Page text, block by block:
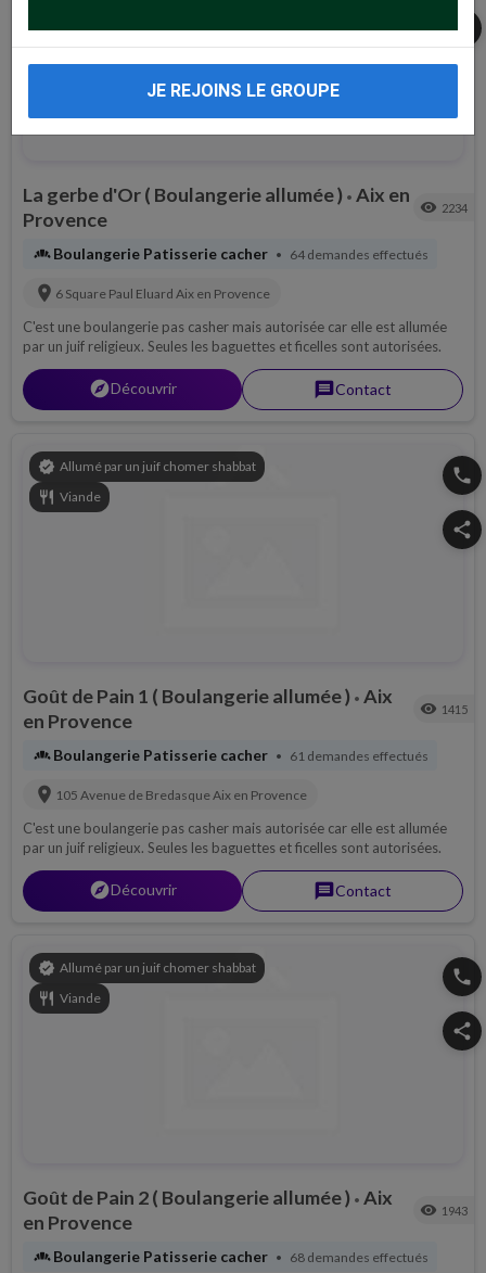
share
La gerbe d'Or ( Boulangerie allumée ) • Aix en
Provence
visibility 2234
bakery_diningBoulangerie Patisserie cacher • 64 demandes effectués
location_on 6 Square Paul Eluard Aix en Provence
C'est une boulangerie pas casher mais autorisée car elle est allumée
par un juif religieux. Seules les baguettes et ficelles sont autorisées.
explorerDécouvrir messageContact
verified Allumé par un juif chomer shabbat
restaurant Viande
phone
share
Goût de Pain 1 ( Boulangerie allumée ) • Aix
en Provence
visibility 1415
bakery_diningBoulangerie Patisserie cacher • 61 demandes effectués
location_on 105 Avenue de Bredasque Aix en Provence
C'est une boulangerie pas casher mais autorisée car elle est allumée
par un juif religieux. Seules les baguettes et ficelles sont autorisées.
explorerDécouvrir messageContact
verified Allumé par un juif chomer shabbat
restaurant Viande
phone
share
Goût de Pain 2 ( Boulangerie allumée ) • Aix
en Provence
visibility 1943
bakery_diningBoulangerie Patisserie cacher • 68 demandes effectués
JE REJOINS LE GROUPE